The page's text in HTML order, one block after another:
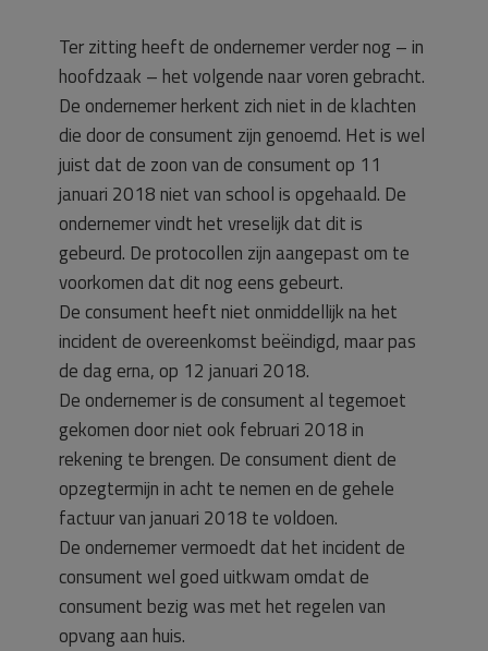
Ter zitting heeft de ondernemer verder nog – in
hoofdzaak – het volgende naar voren gebracht.
De ondernemer herkent zich niet in de klachten
die door de consument zijn genoemd. Het is wel
juist dat de zoon van de consument op 11
januari 2018 niet van school is opgehaald. De
ondernemer vindt het vreselijk dat dit is
gebeurd. De protocollen zijn aangepast om te
voorkomen dat dit nog eens gebeurt.
De consument heeft niet onmiddellijk na het
incident de overeenkomst beëindigd, maar pas
de dag erna, op 12 januari 2018.
De ondernemer is de consument al tegemoet
gekomen door niet ook februari 2018 in
rekening te brengen. De consument dient de
opzegtermijn in acht te nemen en de gehele
factuur van januari 2018 te voldoen.
De ondernemer vermoedt dat het incident de
consument wel goed uitkwam omdat de
consument bezig was met het regelen van
opvang aan huis.